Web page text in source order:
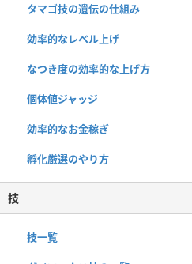
タマゴ技の遺伝の仕組み
効率的なレベル上げ
なつき度の効率的な上げ方
個体値ジャッジ
効率的なお金稼ぎ
孵化厳選のやり方
技
技一覧